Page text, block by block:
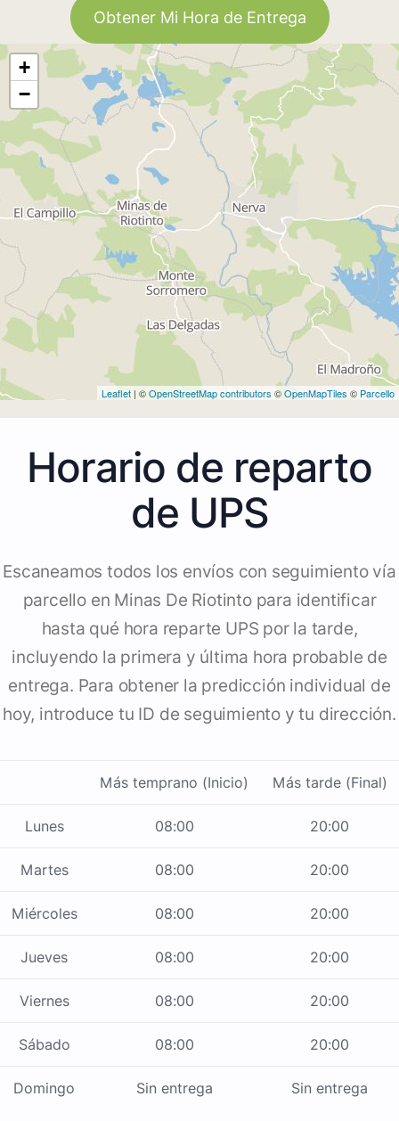
Obtener Mi Hora de Entrega
+
−
Leaflet | ©OpenStreetMap contributors ©OpenMapTiles © Parcello
Horario de reparto
de UPS
Escaneamos todos los envíos con seguimiento vía
parcello en Minas De Riotinto para identificar
hasta qué hora reparte UPS por la tarde,
incluyendo la primera y última hora probable de
entrega. Para obtener la predicción individual de
hoy, introduce tu ID de seguimiento y tu dirección.
Más temprano (Inicio) Más tarde (Final)
Lunes 08:00 20:00
Martes 08:00 20:00
Miércoles 08:00 20:00
Jueves 08:00 20:00
Viernes 08:00 20:00
Sábado 08:00 20:00
Domingo Sin entrega Sin entrega